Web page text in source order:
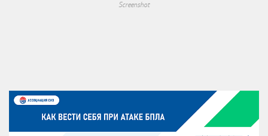
Screenshot